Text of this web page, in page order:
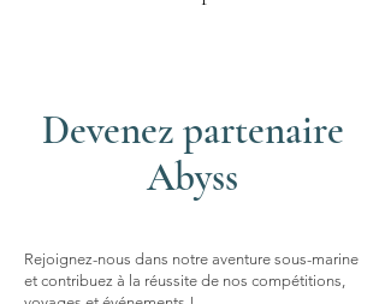
Devenez partenaire
Abyss
Rejoignez-nous dans notre aventure sous-marine
et contribuez à la réussite de nos compétitions,